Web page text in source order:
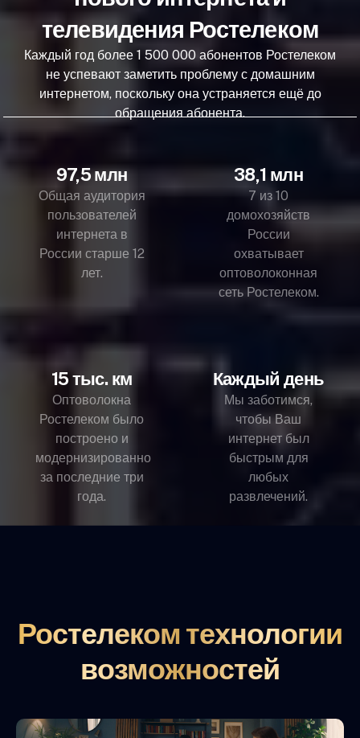
телевидения Ростелеком
Каждый год более 1 500 000 абонентов Ростелеком
не успевают заметить проблему с домашним
интернетом, поскольку она устраняется ещё до
обращения абонента.
97,5 млн
Общая аудитория
пользователей
интернета в
России старше 12
лет.
38,1 млн
7 из 10
домохозяйств
России
охватывает
оптоволоконная
сеть Ростелеком.
15 тыс. км
Оптоволокна
Ростелеком было
построено и
модернизированно
за последние три
года.
Каждый день
Мы заботимся,
чтобы Ваш
интернет был
быстрым для
любых
развлечений.
Ростелеком технологии
возможностей